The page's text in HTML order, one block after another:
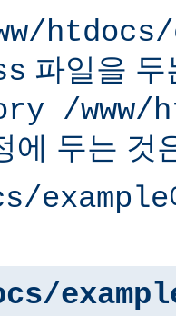
파일을
/www/
에 두는 것
example